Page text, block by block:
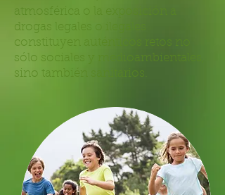
atmosférica o la exposición a
drogas legales o ilegales
constituyen auténticos retos no
sólo sociales y medioambientales,
sino también sanitarios.